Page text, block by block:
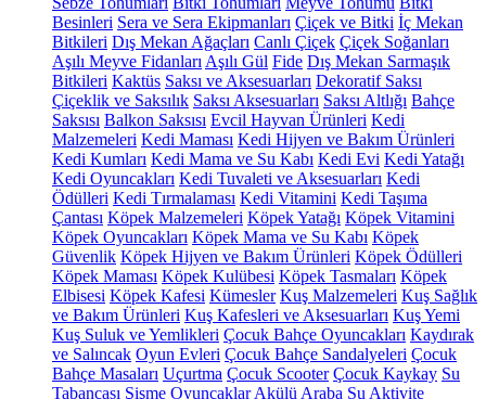
Besinleri Sera ve Sera Ekipmanları Çiçek ve Bitki İç Mekan
Bitkileri Dış Mekan Ağaçları Canlı Çiçek Çiçek Soğanları
Aşılı Meyve Fidanları Aşılı Gül Fide Dış Mekan Sarmaşık
Bitkileri Kaktüs Saksı ve Aksesuarları Dekoratif Saksı
Çiçeklik ve Saksılık Saksı Aksesuarları Saksı Altlığı Bahçe
Saksısı Balkon Saksısı Evcil Hayvan Ürünleri Kedi
Malzemeleri Kedi Maması Kedi Hijyen ve Bakım Ürünleri
Kedi Kumları Kedi Mama ve Su Kabı Kedi Evi Kedi Yatağı
Kedi Oyuncakları Kedi Tuvaleti ve Aksesuarları Kedi
Ödülleri Kedi Tırmalaması Kedi Vitamini Kedi Taşıma
Çantası Köpek Malzemeleri Köpek Yatağı Köpek Vitamini
Köpek Oyuncakları Köpek Mama ve Su Kabı Köpek
Güvenlik Köpek Hijyen ve Bakım Ürünleri Köpek Ödülleri
Köpek Maması Köpek Kulübesi Köpek Tasmaları Köpek
Elbisesi Köpek Kafesi Kümesler Kuş Malzemeleri Kuş Sağlık
ve Bakım Ürünleri Kuş Kafesleri ve Aksesuarları Kuş Yemi
Kuş Suluk ve Yemlikleri Çocuk Bahçe Oyuncakları Kaydırak
ve Salıncak Oyun Evleri Çocuk Bahçe Sandalyeleri Çocuk
Bahçe Masaları Uçurtma Çocuk Scooter Çocuk Kaykay Su
Tabancası Şişme Oyuncaklar Akülü Araba Su Aktivite